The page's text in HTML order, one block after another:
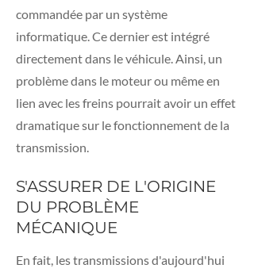
commandée par un système
informatique. Ce dernier est intégré
directement dans le véhicule. Ainsi, un
problème dans le moteur ou même en
lien avec les freins pourrait avoir un effet
dramatique sur le fonctionnement de la
transmission.
S'ASSURER DE L'ORIGINE
DU PROBLÈME
MÉCANIQUE
En fait, les transmissions d'aujourd'hui